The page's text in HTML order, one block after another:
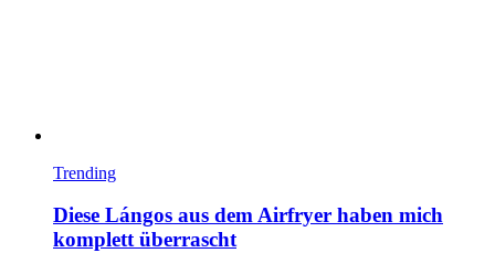
Trending
Diese Lángos aus dem Airfryer haben mich
komplett überrascht